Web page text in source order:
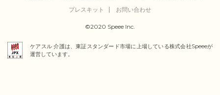
プレスキット
お問い合わせ
©2020 Speee Inc.
ケアスル 介護は、東証スタンダード市場に上場している株式会社Speeeが
運営しています。